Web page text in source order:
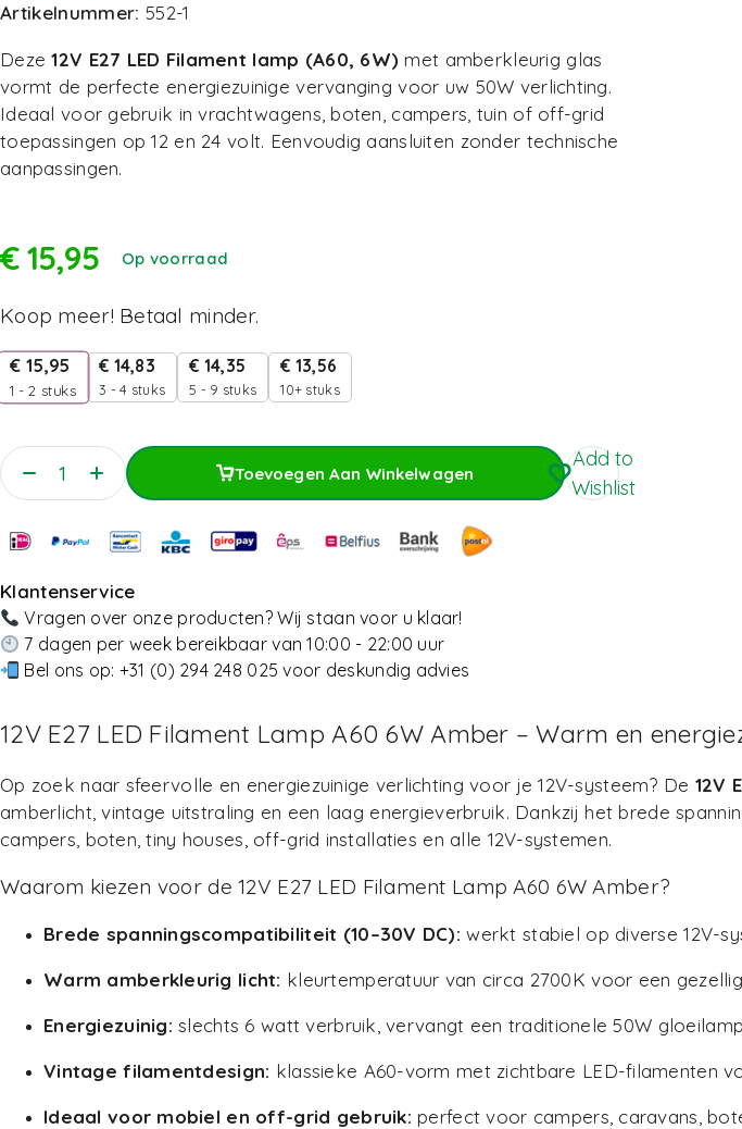
Artikelnummer:552-1
Deze12V E27 LED Filament lamp (A60, 6W) met amberkleurig glas
vormt de perfecte energiezuinige vervanging voor uw 50W verlichting.
Ideaal voor gebruik in vrachtwagens, boten, campers, tuin of off-grid
toepassingen op 12 en 24 volt. Eenvoudig aansluiten zonder technische
aanpassingen.
€15,95 Op voorraad
Koop meer! Betaal minder.
€ 15,95
1 - 2 stuks
€ 14,83
3 - 4 stuks
€ 14,35
5 - 9 stuks
€ 13,56
10+ stuks
Toevoegen Aan Winkelwagen
Toevoegen Aan Winkelwagen
Add to
Wishlist
Klantenservice
Vragen over onze producten? Wij staan voor u klaar!
7 dagen per week bereikbaar van 10:00 - 22:00 uur
Bel ons op: +31 (0) 294 248 025 voor deskundig advies
12V E27 LED Filament Lamp A60 6W Amber – Warm en
Op zoek naar sfeervolle en energiezuinige verlichting voor je 12V-systeem? De 12V
amberlicht, vintage uitstraling en een laag energieverbruik. Dankzij het brede
campers, boten, tiny houses, off-grid installaties en alle 12V-systemen.
Waarom kiezen voor de 12V E27 LED Filament Lamp A60 6W Amber?
Brede spanningscompatibiliteit (10–30V DC): werkt stabiel op diverse 12V-
Warm amberkleurig licht: kleurtemperatuur van circa 2700K voor een
Energiezuinig: slechts 6 watt verbruik, vervangt een traditionele 50W
Vintage filamentdesign: klassieke A60-vorm met zichtbare LED-filamenten
Ideaal voor mobiel en off-grid gebruik: perfect voor campers, caravans,